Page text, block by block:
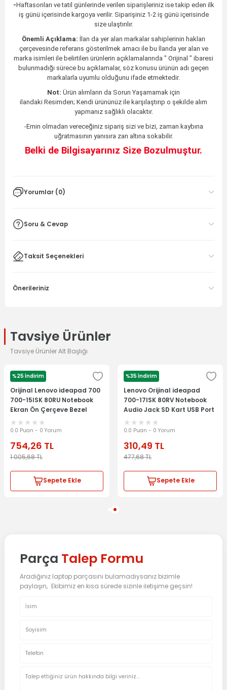
-Haftasonları ve tatil günlerinde verilen siparişleriniz ise takip eden ilk
iş günü içerisinde kargoya verilir. Siparişiniz 1-2 iş günü içerisinde
size ulaştırılır.
Önemli Açıklama: İlan da yer alan markalar sahiplerinin hakları
çerçevesinde referans gösterilmek amacı ile bu İlanda yer alan ve
marka isimleri ile belirtilen ürünlerin açıklamalarında " Orijinal " ibaresi
bulunmadığı sürece bu açıklamalar, söz konusu ürünün adı geçen
markalarla uyumlu olduğunu ifade etmektedir.
Not: Ürün alımların da Sorun Yaşamamak için
ilandaki Resimden; Kendi ürününüz ile karşılaştırıp o şekilde alım
yapmanız sağlıklı olacaktır.
-Emin olmadan vereceğiniz sipariş sizi ve bizi, zaman kaybına
uğratmasının yanısıra zan altına sokabilir.
Belki de Bilgisayarınız Size Bozulmuştur.
Yorumlar (0)
Soru & Cevap
Taksit Seçenekleri
Önerileriniz
Tavsiye Ürünler
Tavsiye Ürünler Alt Başlığı
%25 İndirim
LENOVO
Orijinal Lenovo ideapad 700
700-15ISK 80RU Notebook
Ekran Ön Çerçeve Bezel
460.06R07.0002
0.0 Puan - 0 Yorum
754,26 TL
1.005,68TL
Sepete Ekle
%35 İndirim
LENOVO
Lenovo Orijinal ideapad
700-17ISK 80RV Notebook
Audio Jack SD Kart USB Port
Board
0.0 Puan - 0 Yorum
310,49 TL
477,68TL
Sepete Ekle
Parça Talep Formu
Aradığınız laptop parçasını bulamadıysanız bizimle
paylaşın, Ekibimiz en kısa sürede sizinle iletişime geçsin!